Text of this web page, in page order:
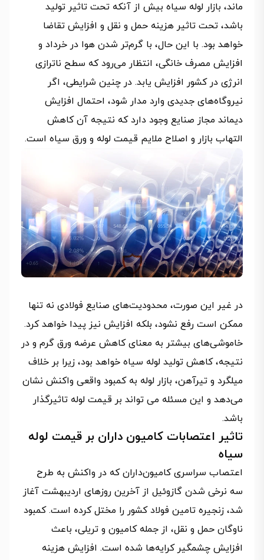
ماند، بازار لوله سیاه بیش از آنکه تحت تاثیر تولید
باشد، تحت تاثیر هزینه حمل و نقل و افزایش تقاضا
خواهد بود. با این حال، با گرم‌تر شدن هوا در خرداد و
افزایش مصرف خانگی، انتظار می‌رود که سطح ناترازی
انرژی در کشور افزایش یابد. در چنین شرایطی، اگر
نیروگاه‌های جدیدی وارد مدار شود، احتمال افزایش
دیماند مجاز صنایع وجود دارد که نتیجه آن کاهش
التهاب بازار و اصلاح ملایم قیمت لوله و ورق سیاه است.
در غیر این صورت، محدودیت‌های صنایع فولادی نه تنها
ممکن است رفع نشود، بلکه افزایش نیز پیدا خواهد کرد.
خاموشی‌های بیشتر به معنای کاهش عرضه ورق گرم و در
نتیجه، کاهش تولید لوله سیاه خواهد بود، زیرا بر خلاف
میلگرد و تیرآهن، بازار لوله به کمبود واقعی واکنش نشان
می‌دهد و این مسئله می تواند بر قیمت لوله تاثیرگذار
باشد.
تاثیر اعتصابات کامیون داران بر قیمت لوله
سیاه
اعتصاب سراسری کامیون‌داران که در واکنش به طرح
سه نرخی شدن گازوئیل از آخرین روزهای اردیبهشت آغاز
شد، زنجیره تامین فولاد کشور را مختل کرده است. کمبود
ناوگان حمل و نقل، از جمله کامیون و تریلی، باعث
افزایش چشمگیر کرایه‌ها شده است. افزایش هزینه